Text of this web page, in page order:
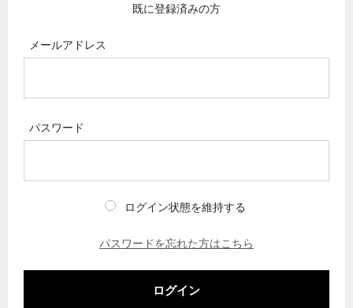
既に登録済みの方
メールアドレス
パスワード
ログイン状態を維持する
パスワードを忘れた方はこちら
ログイン